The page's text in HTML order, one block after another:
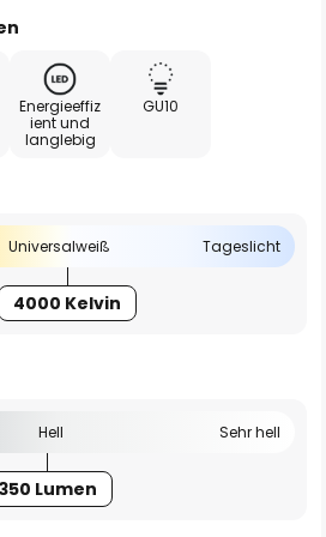
Energieeffiz
ient und
langlebig
GU10
Universalweiß Tageslicht
4000 Kelvin
Hell Sehr hell
350 Lumen